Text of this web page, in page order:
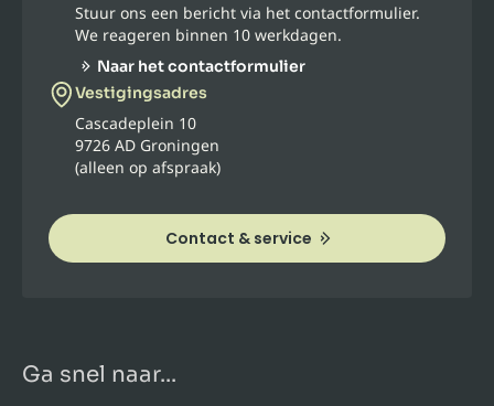
Stuur ons een bericht via het contactformulier.
We reageren binnen 10 werkdagen.
Naar het contactformulier
Vestigingsadres
Cascadeplein 10
9726 AD Groningen
(alleen op afspraak)
Contact & service
Ga snel naar...